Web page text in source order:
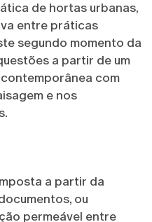
de hortas urbanas,
entre práticas
segundo momento da
a partir de um
com
e nos
a partir da
ou
permeável entre